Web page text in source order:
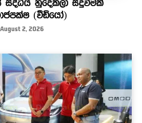
හුදෙකලා සිදුවීමක්
(වීඩියෝ)
August 2, 2026